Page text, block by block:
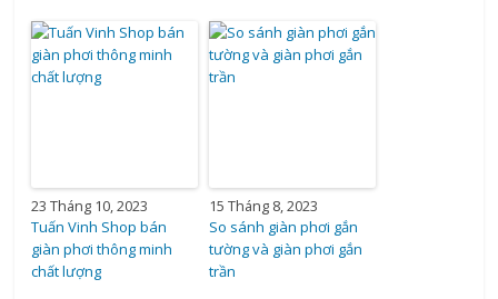
23 Tháng 10, 2023
Tuấn Vinh Shop bán
giàn phơi thông minh
chất lượng
15 Tháng 8, 2023
So sánh giàn phơi gắn
tường và giàn phơi gắn
trần